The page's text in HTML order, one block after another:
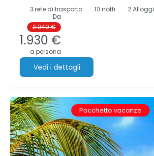
3 rete di trasporto 10 notti
2 Alloggi
Da
2.049 €
1.930 €
a persona
Vedi i dettagli
Pacchetto vacanze